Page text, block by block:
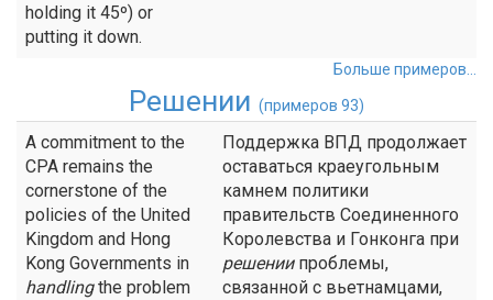
holding it 45º) or
putting it down.
Больше примеров...
Решении (примеров 93)
A commitment to the
CPA remains the
cornerstone of the
policies of the United
Kingdom and Hong
Kong Governments in
handlingthe problem
Поддержка ВПД продолжает
оставаться краеугольным
камнем политики
правительств Соединенного
Королевства и Гонконга при
решениипроблемы,
связанной с вьетнамцами,